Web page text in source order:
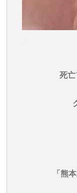
死
「熊